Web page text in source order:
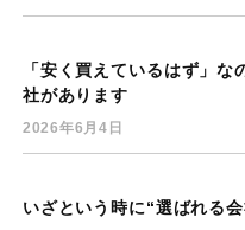
「安く買えているはず」
社があります
2026年6月4日
いざという時に“選ばれる